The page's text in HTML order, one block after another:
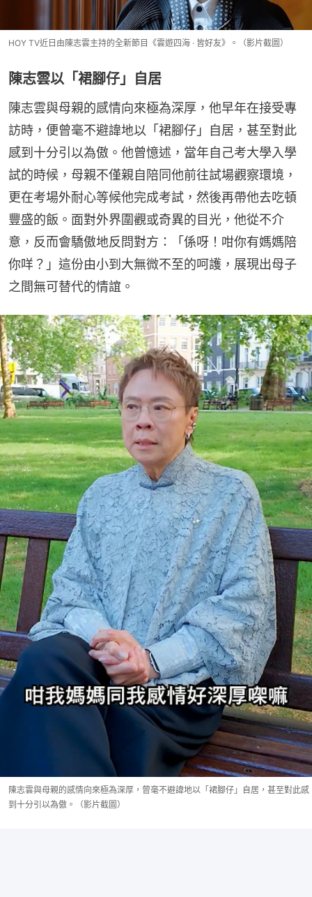
HOY TV近日由陳志雲主持的全新節目《雲遊四海 · 皆好友》。（影片截圖）
陳志雲以「裙腳仔」自居
陳志雲與母親的感情向來極為深厚，他早年在接受專
訪時，便曾毫不避諱地以「裙腳仔」自居，甚至對此
感到十分引以為傲。他曾憶述，當年自己考大學入學
試的時候，母親不僅親自陪同他前往試場觀察環境，
更在考場外耐心等候他完成考試，然後再帶他去吃頓
豐盛的飯。面對外界圍觀或奇異的目光，他從不介
意，反而會驕傲地反問對方：「係呀！咁你有媽媽陪
你咩？」這份由小到大無微不至的呵護，展現出母子
之間無可替代的情誼。
陳志雲與母親的感情向來極為深厚，曾毫不避諱地以「裙腳仔」自居，甚至對此感
到十分引以為傲。（影片截圖）